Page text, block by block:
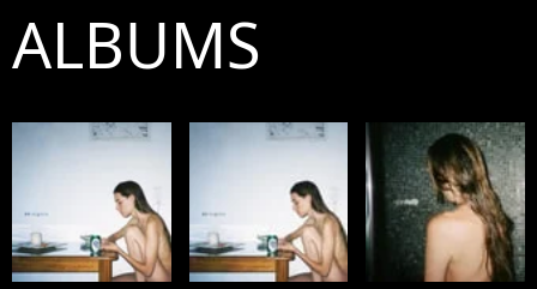
ALBUMS